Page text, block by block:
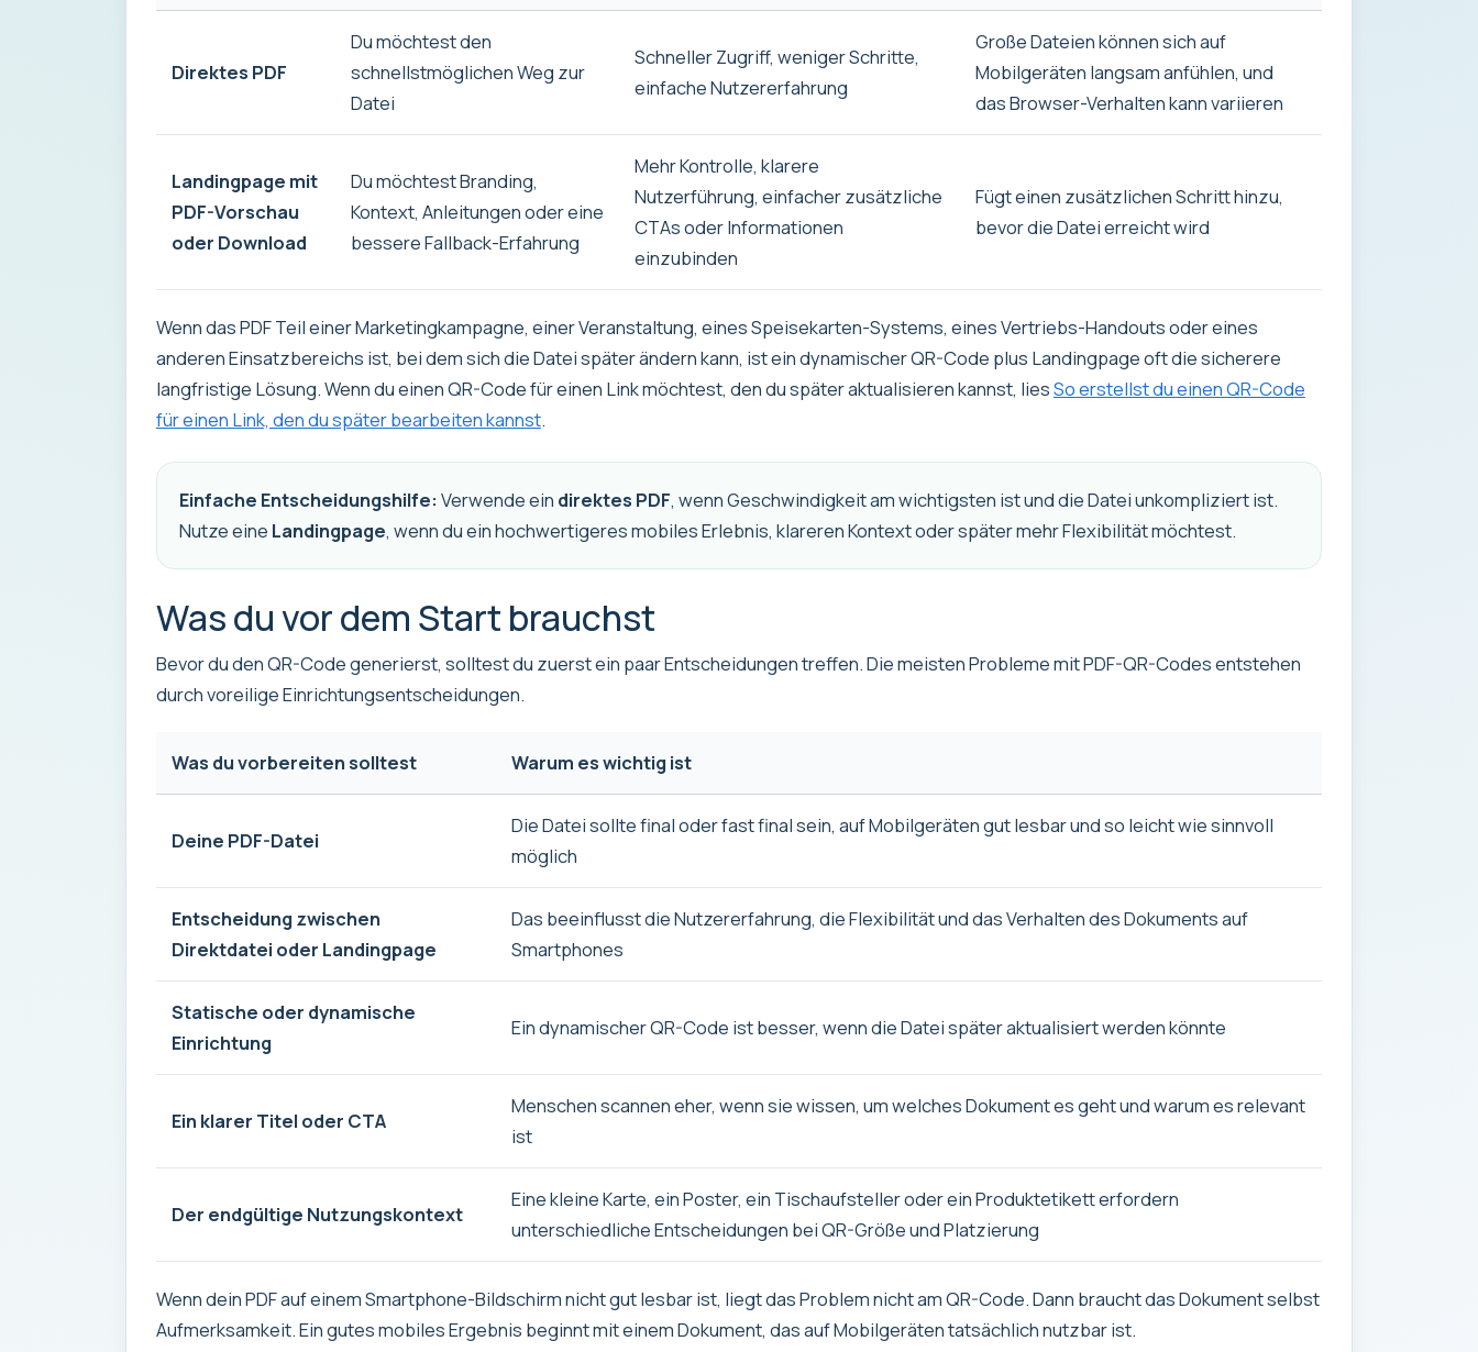
Direktes PDF
Du möchtest den
schnellstmöglichen Weg zur
Datei
Schneller Zugriff, weniger Schritte,
einfache Nutzererfahrung
Große Dateien können sich auf
Mobilgeräten langsam anfühlen, und
das Browser-Verhalten kann variieren
Landingpage mit
PDF-Vorschau
oder Download
Du möchtest Branding,
Kontext, Anleitungen oder eine
bessere Fallback-Erfahrung
Mehr Kontrolle, klarere
Nutzerführung, einfacher zusätzliche
CTAs oder Informationen
einzubinden
Fügt einen zusätzlichen Schritt hinzu,
bevor die Datei erreicht wird
Wenn das PDF Teil einer Marketingkampagne, einer Veranstaltung, eines Speisekarten-Systems, eines Vertriebs-Handouts oder eines
anderen Einsatzbereichs ist, bei dem sich die Datei später ändern kann, ist ein dynamischer QR-Code plus Landingpage oft die sicherere
langfristige Lösung. Wenn du einen QR-Code für einen Link möchtest, den du später aktualisieren kannst, liesSo erstellst du einen QR-Code
für einen Link, den du später bearbeiten kannst.
Einfache Entscheidungshilfe: Verwende ein direktes PDF, wenn Geschwindigkeit am wichtigsten ist und die Datei unkompliziert ist.
Nutze eine Landingpage, wenn du ein hochwertigeres mobiles Erlebnis, klareren Kontext oder später mehr Flexibilität möchtest.
Was du vor dem Start brauchst
Bevor du den QR-Code generierst, solltest du zuerst ein paar Entscheidungen treffen. Die meisten Probleme mit PDF-QR-Codes entstehen
durch voreilige Einrichtungsentscheidungen.
Was du vorbereiten solltest Warum es wichtig ist
Deine PDF-Datei
Die Datei sollte final oder fast final sein, auf Mobilgeräten gut lesbar und so leicht wie sinnvoll
möglich
Entscheidung zwischen
Direktdatei oder Landingpage
Das beeinflusst die Nutzererfahrung, die Flexibilität und das Verhalten des Dokuments auf
Smartphones
Statische oder dynamische
Einrichtung
Ein dynamischer QR-Code ist besser, wenn die Datei später aktualisiert werden könnte
Ein klarer Titel oder CTA
Menschen scannen eher, wenn sie wissen, um welches Dokument es geht und warum es relevant
ist
Der endgültige Nutzungskontext
Eine kleine Karte, ein Poster, ein Tischaufsteller oder ein Produktetikett erfordern
unterschiedliche Entscheidungen bei QR-Größe und Platzierung
Wenn dein PDF auf einem Smartphone-Bildschirm nicht gut lesbar ist, liegt das Problem nicht am QR-Code. Dann braucht das Dokument selbst
Aufmerksamkeit. Ein gutes mobiles Ergebnis beginnt mit einem Dokument, das auf Mobilgeräten tatsächlich nutzbar ist.